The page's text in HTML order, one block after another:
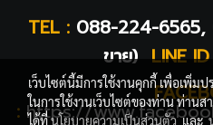
TEL : 088-224-
ขาย) LINE
: https://
เว็บไซต์นี้มีการใช้งานคุกกี้ เพื่อเพิ่
ในการใช้งานเว็บไซต์ของท่าน ท่านส
ได้ที่นโยบายความเป็นส่วนตัวและ